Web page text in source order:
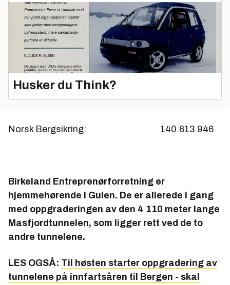
Husker du Think?
Norsk Bergsikring: 140.613.946
Birkeland Entreprenørforretning er
hjemmehørende i Gulen. De er allerede i gang
med oppgraderingen av den 4 110 meter lange
Masfjordtunnelen, som ligger rett ved de to
andre tunnelene.
LES OGSÅ: Til høsten starter oppgradering av
tunnelene på innfartsåren til Bergen - skal